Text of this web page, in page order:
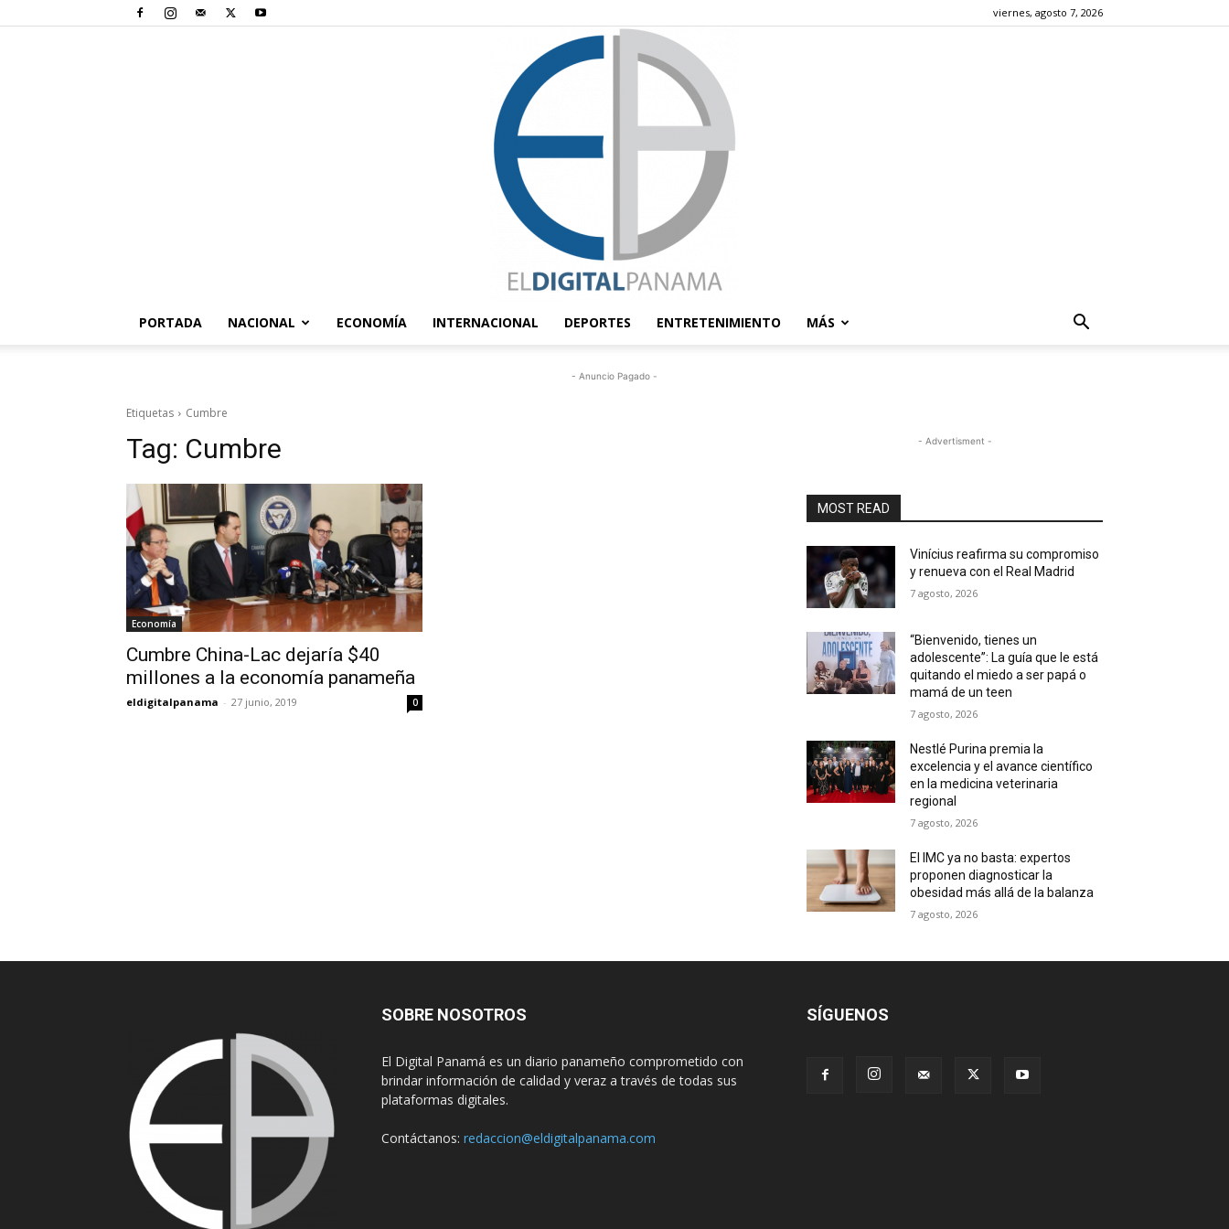
viernes, agosto 7, 2026
PORTADA NACIONAL ECONOMÍA INTERNACIONAL DEPORTES ENTRETENIMIENTO MÁS
- Anuncio Pagado -
Etiquetas Cumbre
Tag: Cumbre
Economía
Cumbre China-Lac dejaría $40
millones a la economía panameña
eldigitalpanama - 27 junio, 2019 0
- Advertisment -
MOST READ
Vinícius reafirma su compromiso
y renueva con el Real Madrid
7 agosto, 2026
“Bienvenido, tienes un
adolescente”: La guía que le está
quitando el miedo a ser papá o
mamá de un teen
7 agosto, 2026
Nestlé Purina premia la
excelencia y el avance científico
en la medicina veterinaria
regional
7 agosto, 2026
El IMC ya no basta: expertos
proponen diagnosticar la
obesidad más allá de la balanza
7 agosto, 2026
SOBRE NOSOTROS
El Digital Panamá es un diario panameño comprometido con
brindar información de calidad y veraz a través de todas sus
plataformas digitales.
Contáctanos: redaccion@eldigitalpanama.com
SÍGUENOS